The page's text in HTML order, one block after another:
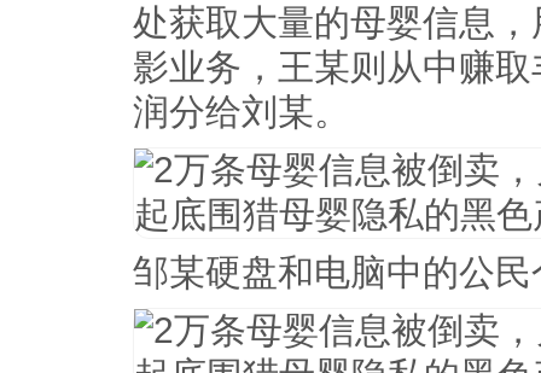
处获取大量的母婴信息
影业务，王某则从中赚
润分给刘某。
邹某硬盘和电脑中的公